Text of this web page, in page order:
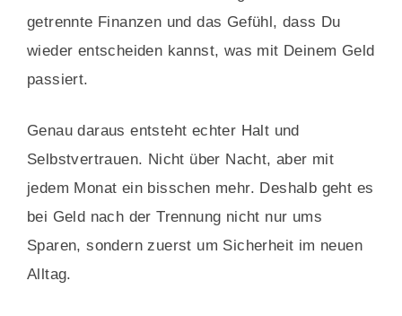
getrennte Finanzen und das Gefühl, dass Du
wieder entscheiden kannst, was mit Deinem Geld
passiert.
Genau daraus entsteht echter Halt und
Selbstvertrauen. Nicht über Nacht, aber mit
jedem Monat ein bisschen mehr. Deshalb geht es
bei Geld nach der Trennung nicht nur ums
Sparen, sondern zuerst um Sicherheit im neuen
Alltag.